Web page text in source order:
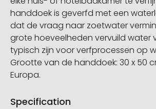
handdoek is geverfd met een
dat de vraag naar zoetwater
grote hoeveelheden vervuild water
typisch zijn voor verfprocessen op
Grootte van de handdoek: 30 x 50
Europa.
Specification